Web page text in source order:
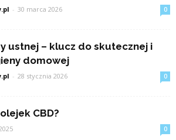
- 30 marca 2026 0
ustnej – klucz do skutecznej i
domowej
- 28 stycznia 2026 0
CBD?
0